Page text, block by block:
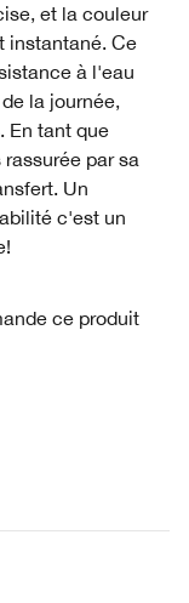
et la couleur
instantané. Ce
à l'eau
la journée,
En tant que
par sa
Un
c'est un
ce produit